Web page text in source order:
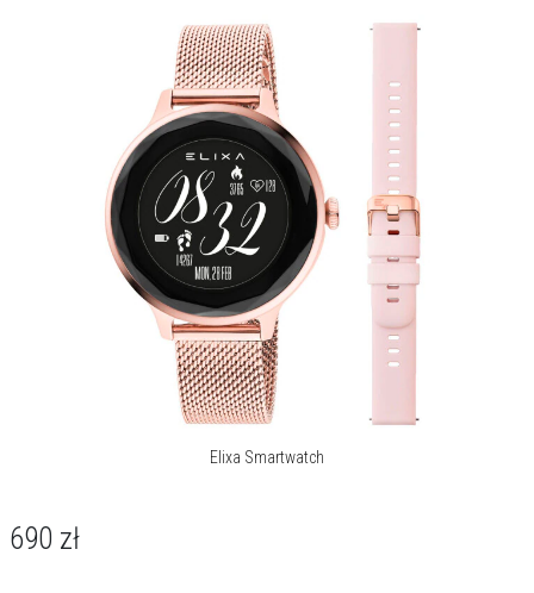
Marsz, Marsz w pomieszczeniu, Rower,
Skakanka, Spinning, Tenis, Trening,
Trening siłowy, Spacer, Wędrówki piesze,
Krykiet, Wioślarz, Orbitrek, Siłownia
Tak
Opis produktu
Dodatkowy pasek w komplecie.
Dodatkowy pasek w komplecie.
Elixa to marka, która w idealny sposób łączy nowoczesny design z
modowymi trendami, tworząc projekty dla kobiet przebojowych,
jednej strony to aktualne tendencje, z drugiej twórcy marki składają
hołd kobiecości – barwnej, różnorodnej, intrygującej.
Elixa Smartwatch
690 zł